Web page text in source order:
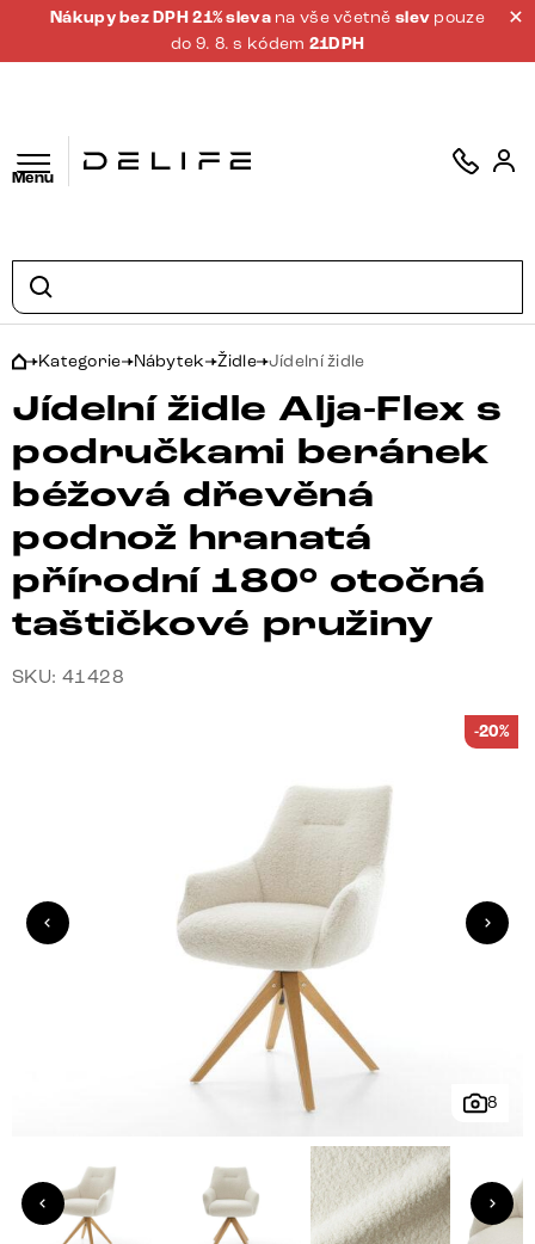
Nákupy bez DPH 21% sleva na vše včetněslev pouze
do 9. 8. s kódem 21DPH
Menu
Kategorie Nábytek Židle Jídelní židle
Jídelní židle Alja-Flex s
područkami beránek
béžová dřevěná
podnož hranatá
přírodní 180° otočná
taštičkové pružiny
SKU: 41428
8
-20%